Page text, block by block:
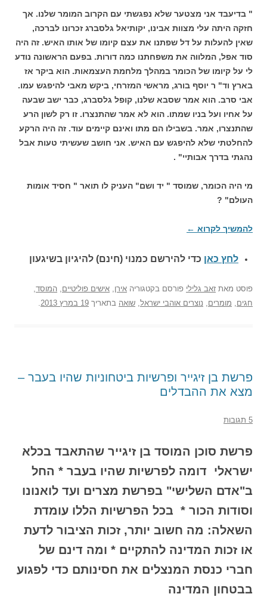
" בדיעבד אני מצטער שלא נפגשתי עם הקרוב המומר שלנו. אך
חזקה היתה עלי מצוות אבינו, יקותיאל גלסברג זכרונו לברכה,
שאין להעלות על דל שפתנו את עצם קיומו של אותו האיש. זה היה
סוד אפל, המלווה את משפחתנו כמה דורות. בפעם הראשונה נודע
לי על קיומו של הכומר במהלך מלחמת העצמאות. הוא ביקר אז
בארץ וד" ר יוסף בורג, מראשי המזרחי, ביקש מאבי להיפגש עמו.
אבי סרב. הוא אמר שסבא שלנו, קופל גלסברג, כבר ישב שבעה
על אחיו ועל בניו שמתו. הוא לא אמר שהתנצרו. זו רק לשון הרע
שהתנצרו, אמר. בשבילו הם מתו ואינם קיימים עוד. זה היה הרקע
להחלטתי שלא להיפגש עם האיש. אני חושב שעשיתי טעות אבל
נהגתי בדרך אבותיי" .
מי היה הכומר, שמוסד " יד ושם" העניק לו תואר " חסיד אומות
העולם" ?
להמשיך לקרוא ←
לחץ כאן כדי להירשם כמנוי (חינם) להיגיון בשיגעון
פוסט מאת זאב גלילי פורסם בקטגוריה אירן, אישים פוליטיים, המוסד,
חגים, מומרים, נוצרים אוהבי ישראל, שואה בתאריך 19 במרץ 2013 .
פרשת בן זיגייר ופרשיות ביטחוניות שהיו בעבר –
מצא את ההבדלים
5 תגובות
פרשת סוכן המוסד בן זיגייר שהתאבד בכלא
ישראלי דומה לפרשיות שהיו בעבר * החל
ב"אדם השלישי" בפרשת מצרים ועד לואנונו
וסודות הכור * בכל הפרשיות הללו עומדת
השאלה: מה חשוב יותר, זכות הציבור לדעת
או זכות המדינה להתקיים * ומה דינם של
חברי כנסת המנצלים את חסינותם כדי לפגוע
בבטחון המדינה